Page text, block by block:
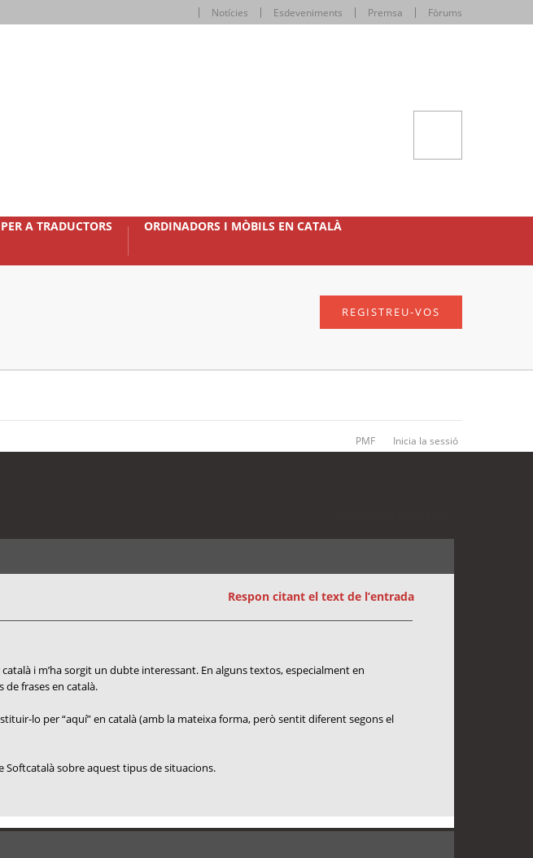
Notícies Esdeveniments Premsa Fòrums
A TRADUCTORS ORDINADORS I MÒBILS EN CATALÀ
REGISTREU-VOS
PMF Inicia la sessió
Respon citant el text de l’entrada
i m’ha sorgit un dubte interessant. En alguns textos, especialment en
de frases en català.
lo per “aquí” en català (amb la mateixa forma, però sentit diferent segons el
Softcatalà sobre aquest tipus de situacions.